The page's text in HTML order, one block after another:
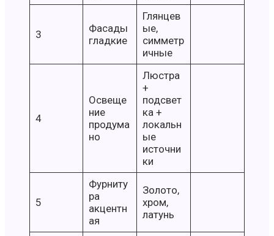
3
Фасады
гладкие
Глянцев
ые,
симметр
ичные
4
Освеще
ние
продума
но
Люстра
+
подсвет
ка +
локальн
ые
источни
ки
5
Фурниту
ра
акцентн
ая
Золото,
хром,
латунь